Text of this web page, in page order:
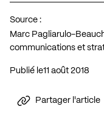
Source :
Marc Pagliarulo-
communications et
Publié le 11 août 2018
Partager l'article